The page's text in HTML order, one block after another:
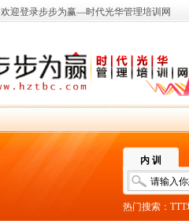
欢迎登录步步为赢—时代光华管理培训网
内 训
热门搜索： TTT